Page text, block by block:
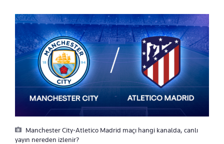
Manchester City-Atletico Madrid maçı hangi kanalda, canlı
yayın nereden izlenir?